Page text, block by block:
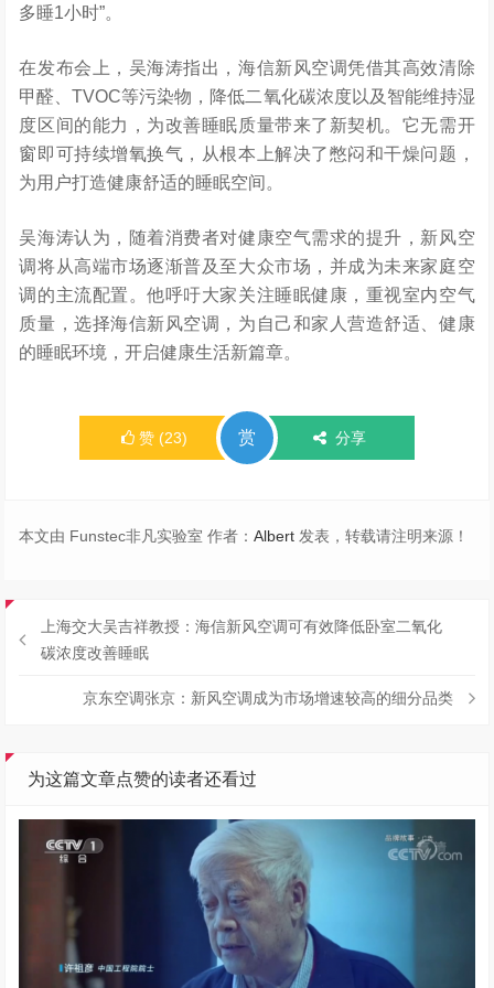
多睡1小时”。
在发布会上，吴海涛指出，海信新风空调凭借其高效清除
甲醛、TVOC等污染物，降低二氧化碳浓度以及智能维持湿
度区间的能力，为改善睡眠质量带来了新契机。它无需开
窗即可持续增氧换气 ，从根本上解决了憋闷和干燥问题，
为用户打造健康舒适的睡眠空间。
吴海涛认为，随着消费者对健康空气需求的提升，新风空
调将从高端市场逐渐普及至大众市场，并成为未来家庭空
调的主流配置。他呼吁大家关注睡眠健康，重视室内空气
质量，选择海信新风空调，为自己和家人营造舒适、健康
的睡眠环境，开启健康生活新篇章。
赞 (23) 赏 分享
本文由 Funstec非凡实验室 作者：Albert 发表，转载请注明来源！
上海交大吴吉祥教授：海信新风空调可有效降低卧室二氧化
碳浓度改善睡眠
京东空调张京：新风空调成为市场增速较高的细分品类
为这篇文章点赞的读者还看过